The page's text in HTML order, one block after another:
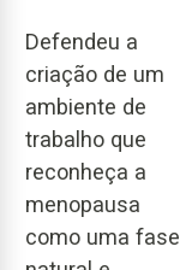
Defendeu a
criação de um
ambiente de
trabalho que
reconheça a
menopausa
como uma fase